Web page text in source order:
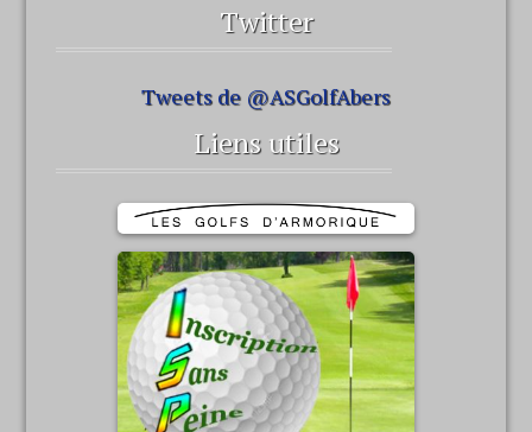
Twitter
Tweets de @ASGolfAbers
Liens utiles